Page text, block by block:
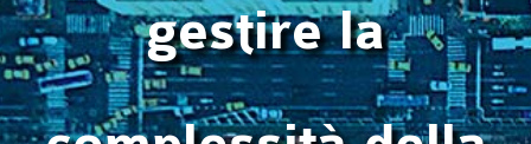
gestire la